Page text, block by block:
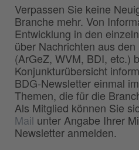
Verpassen Sie keine
Branche mehr. Von
Entwicklung in den
über Nachrichten aus
(ArGeZ, WVM, BDI, etc.)
Konjunkturübersicht
BDG-Newsletter einmal
Themen, die für die
Als Mitglied können Sie
Mail unter Angabe Ihrer
Newsletter anmelden.